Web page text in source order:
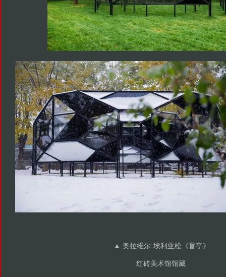
▲ 奥拉维尔·埃利亚松《盲亭》
红砖美术馆馆藏